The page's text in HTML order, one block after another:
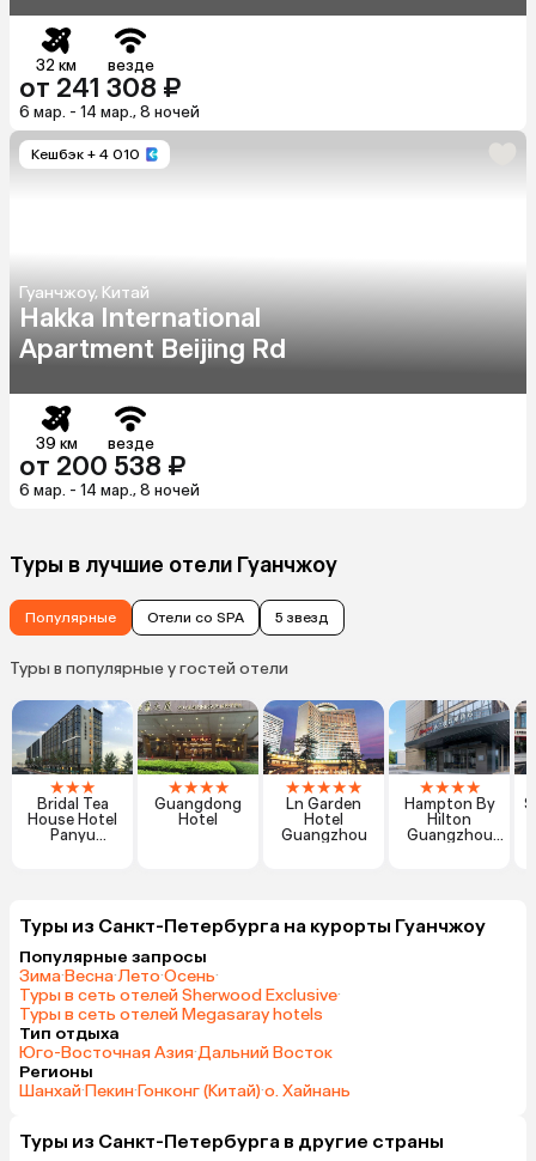
32 км везде
от 241 308 ₽
6 мар. - 14 мар., 8 ночей
Кешбэк + 4 010
Гуанчжоу, Китай
Hakka International
Apartment Beijing Rd
39 км везде
от 200 538 ₽
6 мар. - 14 мар., 8 ночей
Туры в лучшие отели Гуанчжоу
Популярные Отели со SPA 5 звезд
Туры в популярные у гостей отели
★★★
Bridal Tea
House Hotel
Panyu
★★★★
Guangdong
Hotel
★★★★★
Ln Garden
Hotel
Guangzhou
★★★★
Hampton By
Hilton
Guangzhou
Туры из Санкт-Петербурга на курорты Гуанчжоу
Популярные запросы
Зима·Весна·Лето·Осень·
Туры в сеть отелей Sherwood Exclusive·
Туры в сеть отелей Megasaray hotels
Тип отдыха
Юго-Восточная Азия·Дальний Восток
Регионы
Шанхай·Пекин·Гонконг (Китай)·о. Хайнань
Туры из Санкт-Петербурга в другие страны